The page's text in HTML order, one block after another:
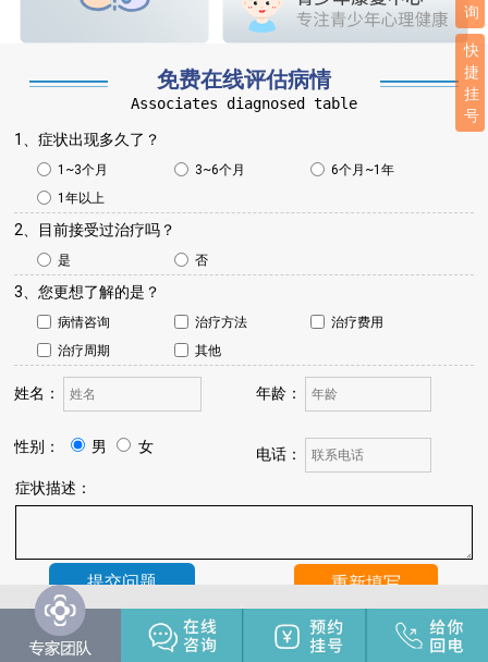
免费在线评估病情
Associates diagnosed table
1、症状出现多久了？
1~3个月 3~6个月
6个月~1年
1年以上
2、目前接受过治疗吗？
是 否
3、您更想了解的是？
病情咨询 治疗方法
治疗费用
治疗周期
其他
姓名： 年龄：
性别： 男 女
电话：
症状描述：
温馨提示：
我院将于24小时内与您联系，请保持手机畅通，注
意来电。
询
快
捷
挂
号